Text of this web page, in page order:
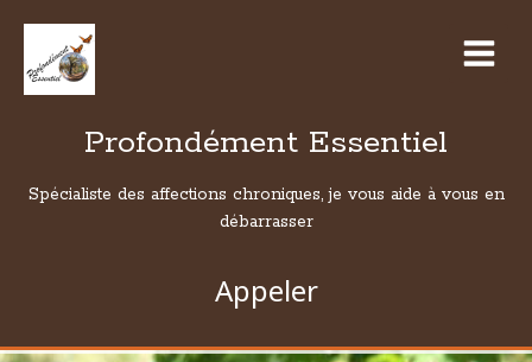
Profondément Essentiel
Spécialiste des affections chroniques, je vous aide à vous en
débarrasser
Appeler